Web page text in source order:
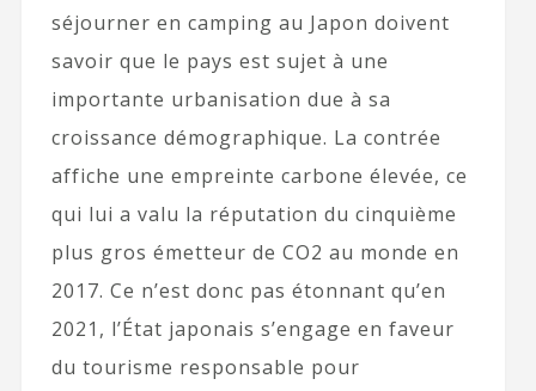
séjourner en camping au Japon doivent
savoir que le pays est sujet à une
importante urbanisation due à sa
croissance démographique. La contrée
affiche une empreinte carbone élevée, ce
qui lui a valu la réputation du cinquième
plus gros émetteur de CO2 au monde en
2017. Ce n’est donc pas étonnant qu’en
2021, l’État japonais s’engage en faveur
du tourisme responsable pour